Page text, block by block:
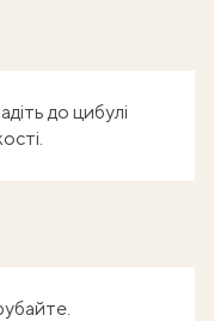
до цибулі